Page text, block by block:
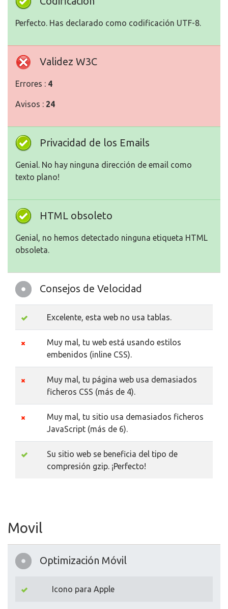
Perfecto. Has declarado como codificación UTF-8.
Validez W3C
Errores : 4
Avisos : 24
Privacidad de los Emails
Genial. No hay ninguna dirección de email como
texto plano!
HTML obsoleto
Genial, no hemos detectado ninguna etiqueta HTML
obsoleta.
Consejos de Velocidad
Excelente, esta web no usa tablas.
Muy mal, tu web está usando estilos
embenidos (inline CSS).
Muy mal, tu página web usa demasiados
ficheros CSS (más de 4).
Muy mal, tu sitio usa demasiados ficheros
JavaScript (más de 6).
Su sitio web se beneficia del tipo de
compresión gzip. ¡Perfecto!
Movil
Optimización Móvil
Icono para Apple